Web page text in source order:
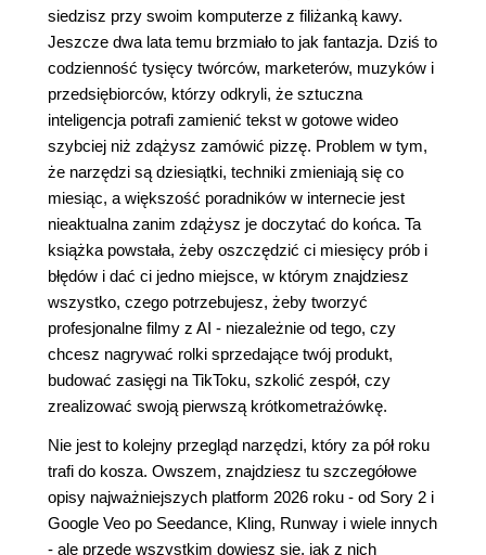
siedzisz przy swoim komputerze z filiżanką kawy.
Jeszcze dwa lata temu brzmiało to jak fantazja. Dziś to
codzienność tysięcy twórców, marketerów, muzyków i
przedsiębiorców, którzy odkryli, że sztuczna
inteligencja potrafi zamienić tekst w gotowe wideo
szybciej niż zdążysz zamówić pizzę. Problem w tym,
że narzędzi są dziesiątki, techniki zmieniają się co
miesiąc, a większość poradników w internecie jest
nieaktualna zanim zdążysz je doczytać do końca. Ta
książka powstała, żeby oszczędzić ci miesięcy prób i
błędów i dać ci jedno miejsce, w którym znajdziesz
wszystko, czego potrzebujesz, żeby tworzyć
profesjonalne filmy z AI - niezależnie od tego, czy
chcesz nagrywać rolki sprzedające twój produkt,
budować zasięgi na TikToku, szkolić zespół, czy
zrealizować swoją pierwszą krótkometrażówkę.
Nie jest to kolejny przegląd narzędzi, który za pół roku
trafi do kosza. Owszem, znajdziesz tu szczegółowe
opisy najważniejszych platform 2026 roku - od Sory 2 i
Google Veo po Seedance, Kling, Runway i wiele innych
- ale przede wszystkim dowiesz się, jak z nich